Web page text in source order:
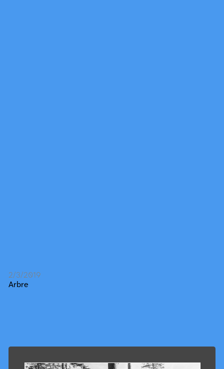
2/3/2019
Arbre